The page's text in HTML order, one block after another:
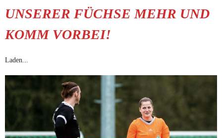
UNSERER FÜCHSE MEHR UND
KOMM VORBEI!
Laden...